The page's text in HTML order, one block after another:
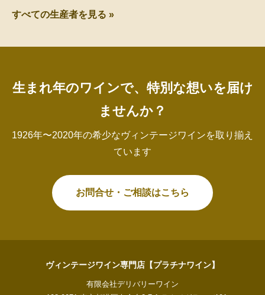
すべての生産者を見る »
生まれ年のワインで、特別な想いを届け
ませんか？
1926年〜2020年の希少なヴィンテージワインを取り揃え
ています
お問合せ・ご相談はこちら
ヴィンテージワイン専門店【プラチナワイン】
有限会社デリバリーワイン